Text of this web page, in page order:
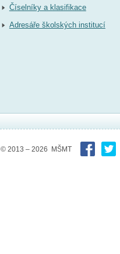
Číselníky a klasifikace
Adresáře školských institucí
© 2013 – 2026 MŠMT